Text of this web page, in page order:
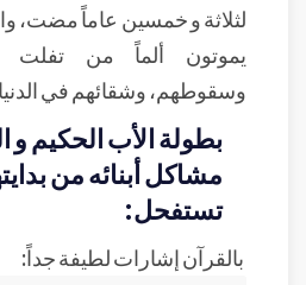
لثلاثة و خمسين عاماً مضت،
يموتون ألماً من تفلت
وسقوطهم، وشقائهم في
بطولة الأب الحكيم و
مشاكل أبنائه من
تستفحل:
بالقرآن إشارات لطيفة جداً: